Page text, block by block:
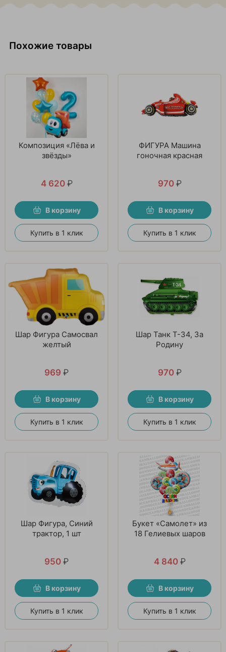
Похожие товары
Композиция «Лёва и
звёзды»
4 620 ₽
В корзину
Купить в 1 клик
ФИГУРА Машина
гоночная красная
970 ₽
В корзину
Купить в 1 клик
Шар Фигура Самосвал
желтый
969 ₽
В корзину
Купить в 1 клик
Шар Танк T-34, За
Родину
970 ₽
В корзину
Купить в 1 клик
Шар Фигура, Синий
трактор, 1 шт
950 ₽
В корзину
Купить в 1 клик
Букет «Самолет» из
18 Гелиевых шаров
4 840 ₽
В корзину
Купить в 1 клик